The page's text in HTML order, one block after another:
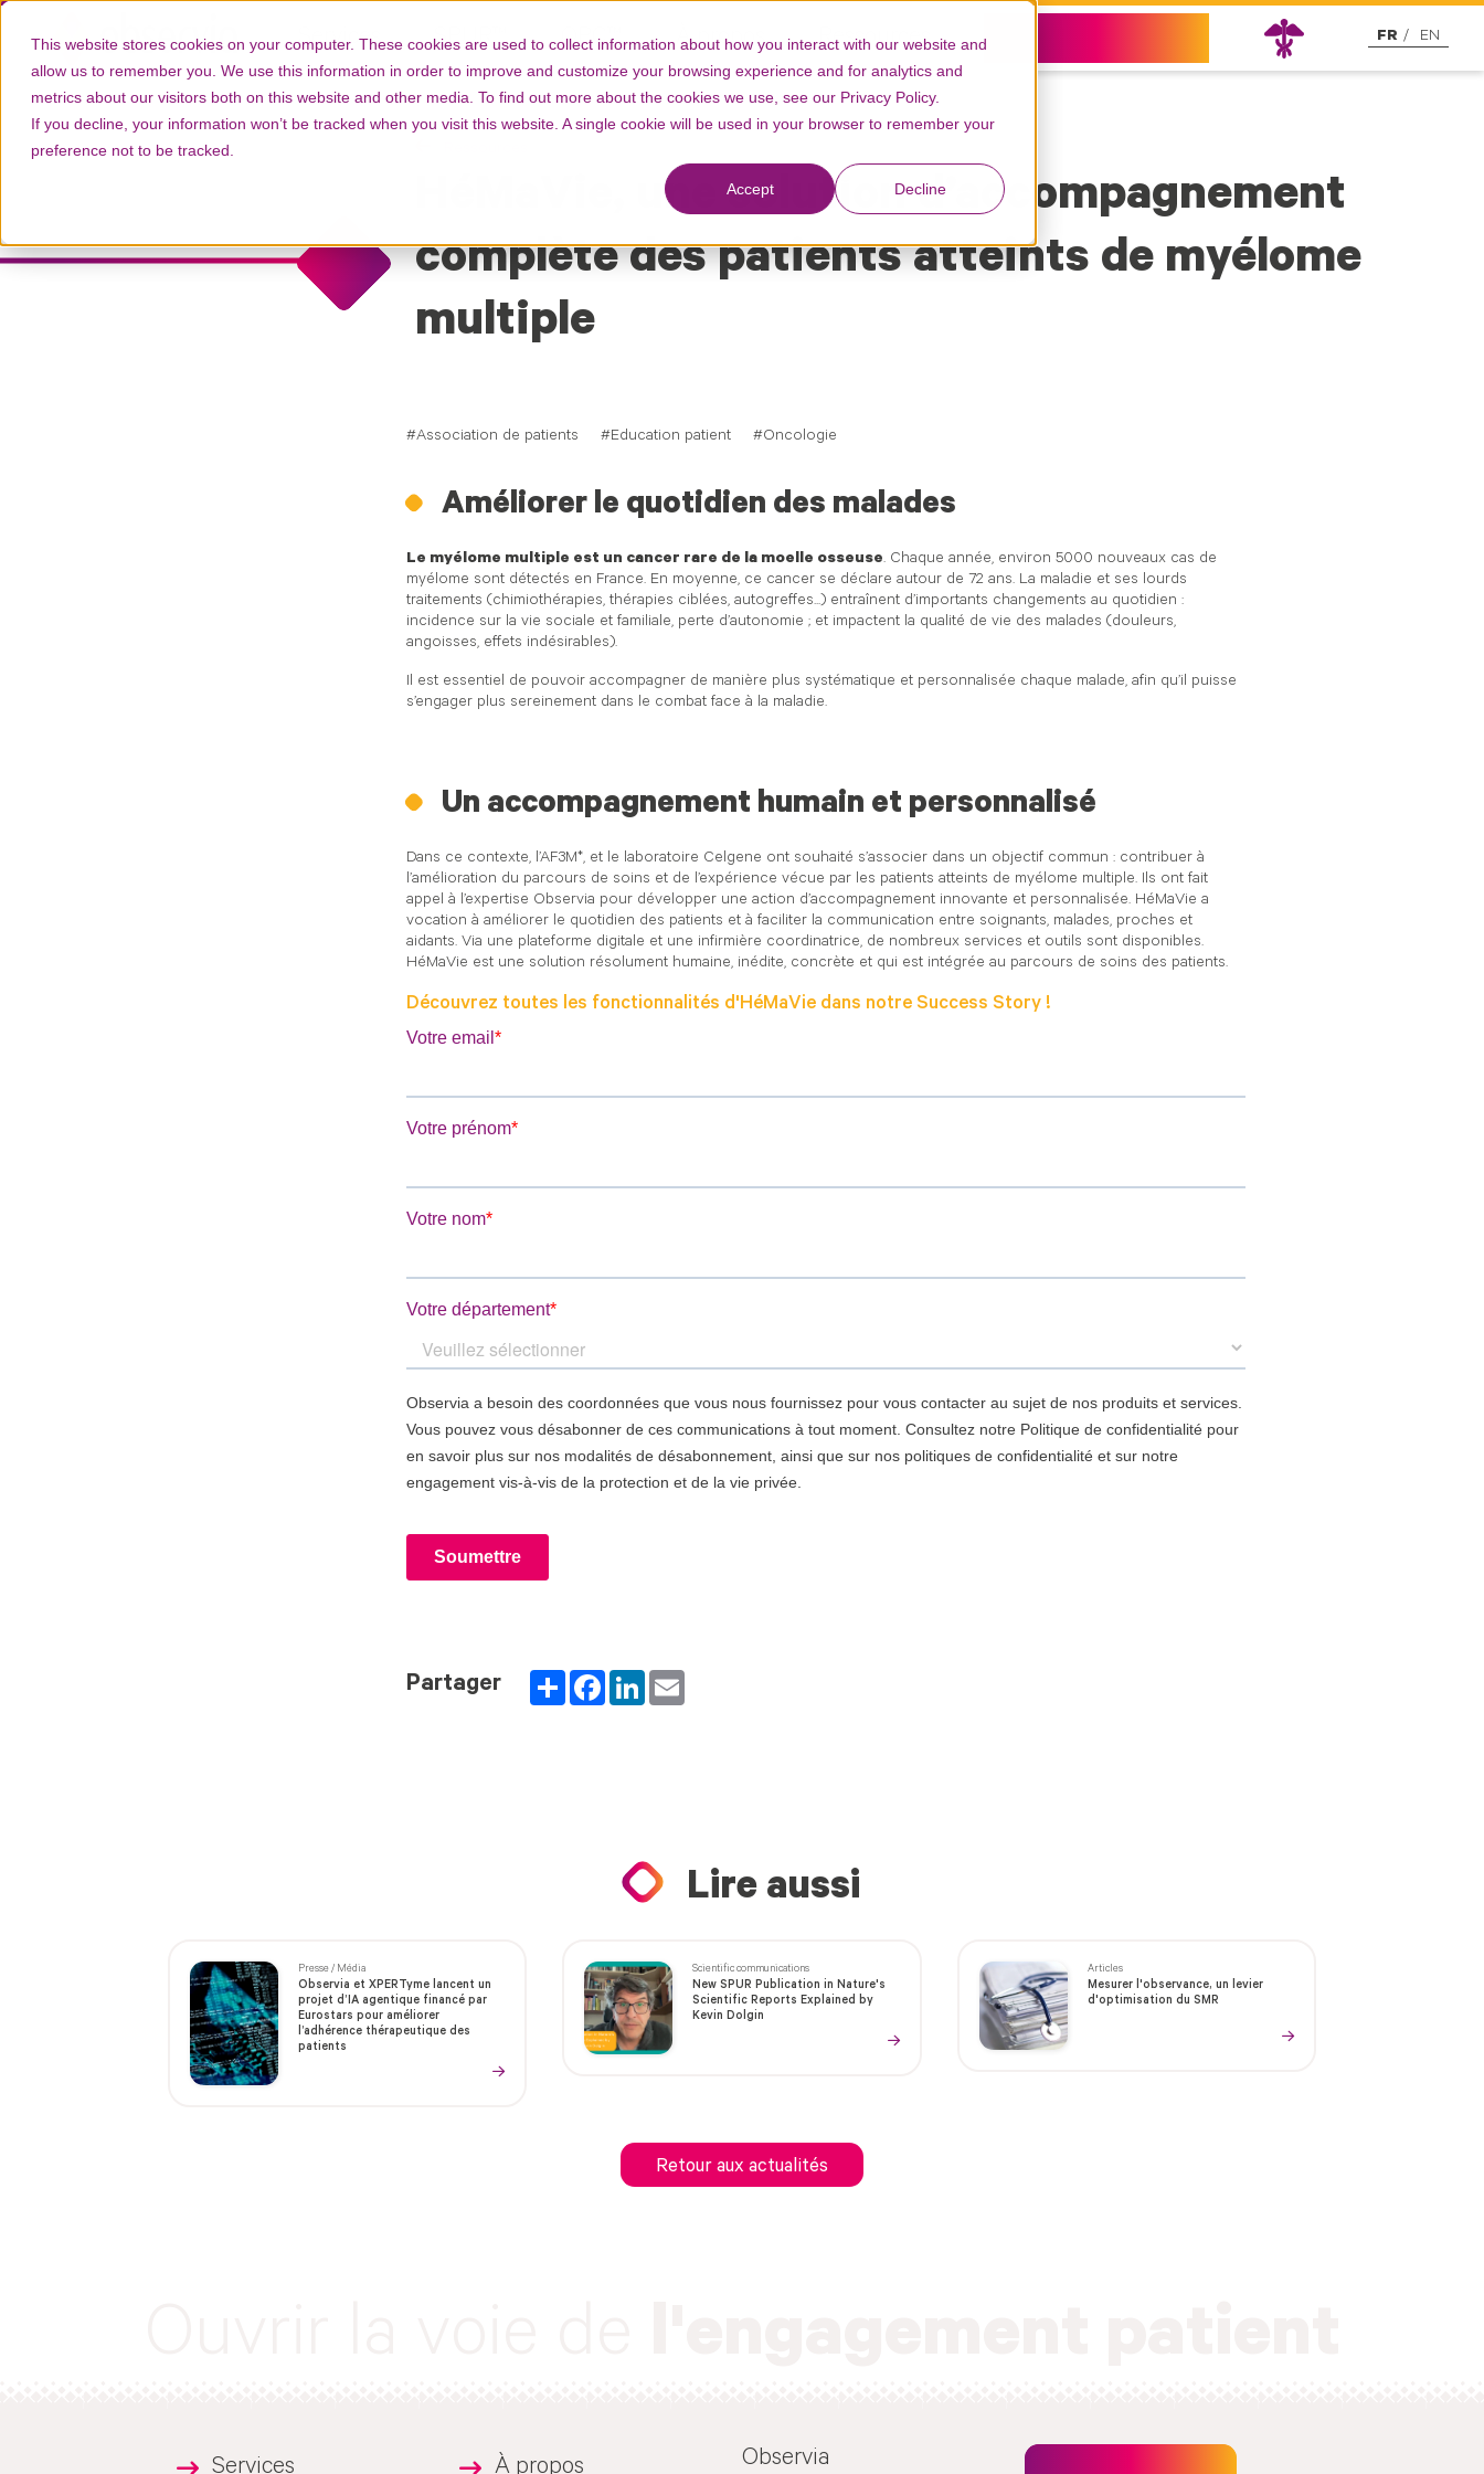
This website stores cookies on your computer. These cookies are used to collect information about how you interact with our website and
allow us to remember you. We use this information in order to improve and customize your browsing experience and for analytics and
metrics about our visitors both on this website and other media. To find out more about the cookies we use, see our Privacy Policy.
If you decline, your information won’t be tracked when you visit this website. A single cookie will be used in your browser to remember your
preference not to be tracked.
Accept Decline
Services SPUR™ OPC™ À propos Ressources FR EN
HéMaVie, une solution d’accompagnement
complète des patients atteints de myélome
multiple
Association de patients Education patient Oncologie
Améliorer le quotidien des malades
Le myélome multiple est un cancer rare de la moelle osseuse. Chaque année, environ 5000 nouveaux cas de
myélome sont détectés en France. En moyenne, ce cancer se déclare autour de 72 ans. La maladie et ses lourds
traitements (chimiothérapies, thérapies ciblées, autogreffes...) entraînent d’importants changements au quotidien :
incidence sur la vie sociale et familiale, perte d’autonomie ; et impactent la qualité de vie des malades (douleurs,
angoisses, effets indésirables).
Il est essentiel de pouvoir accompagner de manière plus systématique et personnalisée chaque malade, aﬁn qu’il puisse
s’engager plus sereinement dans le combat face à la maladie.
Un accompagnement humain et personnalisé
Dans ce contexte, l’AF3M*, et le laboratoire Celgene ont souhaité s’associer dans un objectif commun : contribuer à
l’amélioration du parcours de soins et de l’expérience vécue par les patients atteints de myélome multiple. Ils ont fait
appel à l’expertise Observia pour développer une action d’accompagnement innovante et personnalisée. HéMaVie a
vocation à améliorer le quotidien des patients et à faciliter la communication entre soignants, malades, proches et
aidants. Via une plateforme digitale et une infirmière coordinatrice, de nombreux services et outils sont disponibles.
HéMaVie est une solution résolument humaine, inédite, concrète et qui est intégrée au parcours de soins des patients.
Découvrez toutes les fonctionnalités d'HéMaVie dans notre Success Story !
Partager PartagerFacebook
LinkedIn
Lire aussi
Presse / Média
Observia et XPERTyme lancent un
projet d’IA agentique financé par
Eurostars pour améliorer
l’adhérence thérapeutique des
patients
Scientific communications
New SPUR Publication in Nature's
Scientific Reports Explained by
Kevin Dolgin
Articles
Mesurer l'observance, un levier
d'optimisation du SMR
Retour aux actualités
Services À propos Observia